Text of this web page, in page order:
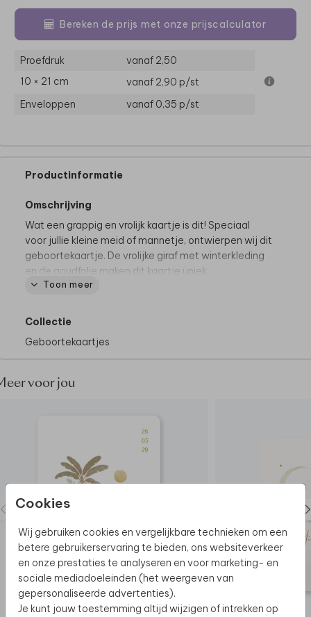
Cookies
Wij gebruiken cookies en vergelijkbare technieken om een
betere gebruikerservaring te bieden, ons websiteverkeer
en onze prestaties te analyseren en voor marketing- en
sociale mediadoeleinden (het weergeven van
gepersonaliseerde advertenties).
Je kunt jouw toestemming altijd wijzigen of intrekken op
Bereken de prijs met onze prijscalculator
Proefdruk
vanaf 2,50
10 × 21 cm
vanaf 2,90 p/st
Enveloppen
vanaf 0,35 p/st
Productinformatie
Omschrijving
Wat een grappig en vrolijk kaartje is dit! Speciaal
voor jullie kleine meid of mannetje, ontwierpen wij dit
geboortekaartje. De vrolijke giraf met winterkleding
en de goudfolie maken dit kaartje uniek.
Bekijk alle geboortekaartjes met giraf
• Kies bij de papiersoort voor linnen
• Onze makers kiezen voor een roest envelop
aan. Zowel rond als vierkant beschikbaar.
Toon meer
Collectie
Geboortekaartjes
voor jou